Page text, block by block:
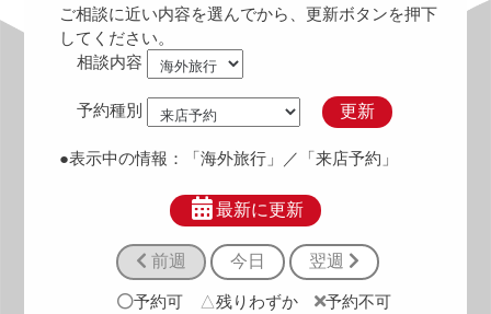
ご相談に近い内容を選んでから、更新ボタンを押下
してください。
相談内容
予約種別 更新
●表示中の情報： 「海外旅行」 ／「来店予約」
最新に更新
前週 今日 翌週
予約可 △残りわずか 予約不可
9:00
11:00